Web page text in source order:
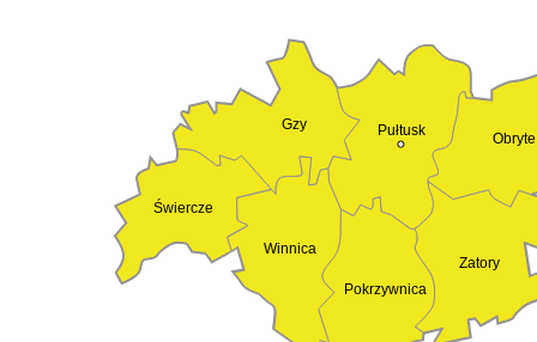
Pułtusk
Gzy
Obryte
Zatory
Pokrzywnica
Winnica
Świercze